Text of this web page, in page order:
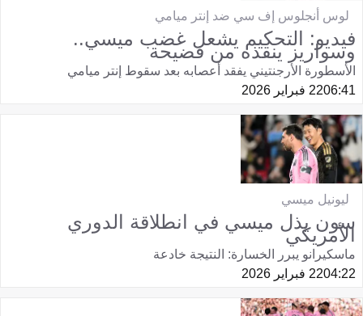
لوس أنجلوس إف سي ضد إنتر ميامي
فيديو: التحكيم يشعل غضب ميسي..
وسواريز ينقذه من فضيحة
الأسطورة الأرجنتيني يفقد أعصابه بعد سقوط إنتر ميامي
06:4122 فبراير 2026
ليونيل ميسي
سون يذل ميسي في انطلاقة الدوري
الأمريكي
ماسكيرانو يبرر الخسارة: النتيجة خادعة
04:2222 فبراير 2026